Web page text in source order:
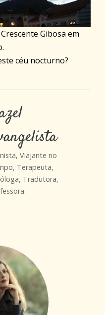
Gibosa em
céu nocturno?
Viajante no
Terapeuta,
Tradutora,